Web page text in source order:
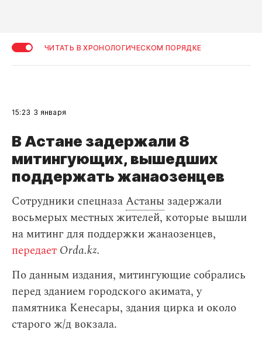
ЧИТАТЬ В ХРОНОЛОГИЧЕСКОМ ПОРЯДКЕ
15:23 3 января
В Астане задержали 8
митингующих, вышедших
поддержать жанаозенцев
Сотрудники спецназаАстаны задержали
восьмерых местных жителей, которые вышли
на митинг для поддержки жанаозенцев,
передает Orda.kz.
По данным издания, митингующие собрались
перед зданием городского акимата, у
памятника Кенесары, здания цирка и около
старого ж/д вокзала.